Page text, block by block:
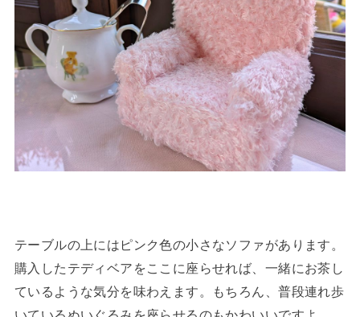
テーブルの上にはピンク色の小さなソファがあります。
購入したテディベアをここに座らせれば、一緒にお茶し
ているような気分を味わえます。もちろん、普段連れ歩